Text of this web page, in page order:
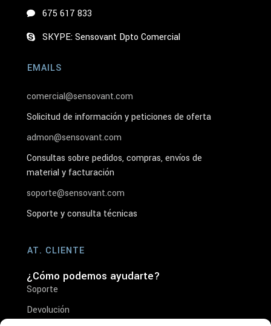
675 617 833
SKYPE: Sensovant Dpto Comercial
EMAILS
comercial@sensovant.com
Solicitud de información y peticiones de oferta
admon@sensovant.com
Consultas sobre pedidos, compras, envíos de
material y facturación
soporte@sensovant.com
Soporte y consulta técnicas
AT. CLIENTE
¿Cómo podemos ayudarte?
Soporte
Devolución